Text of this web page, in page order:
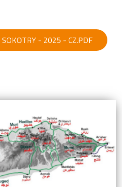
- 2025 - CZ.PDF